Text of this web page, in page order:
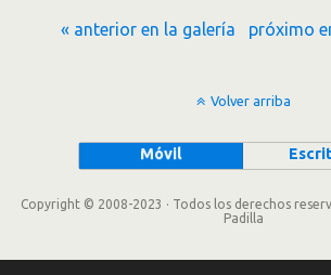
« anterior en la galería próximo
Volver arriba
Móvil
Copyright © 2008-2023 · Todos los derechos
Padilla